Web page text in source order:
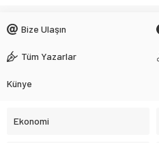
Bize Ulaşın
Tüm Yazarlar
Künye
Ekonomi